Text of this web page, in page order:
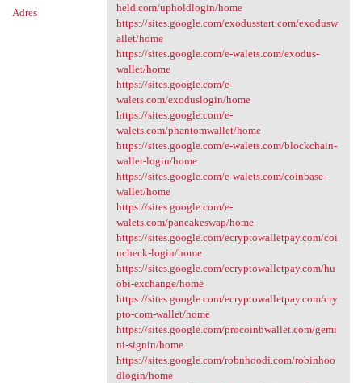
Adres
held.com/upholdlogin/home
https://sites.google.com/exodusstart.com/exodusw
allet/home
https://sites.google.com/e-walets.com/exodus-
wallet/home
https://sites.google.com/e-
walets.com/exoduslogin/home
https://sites.google.com/e-
walets.com/phantomwallet/home
https://sites.google.com/e-walets.com/blockchain-
wallet-login/home
https://sites.google.com/e-walets.com/coinbase-
wallet/home
https://sites.google.com/e-
walets.com/pancakeswap/home
https://sites.google.com/ecryptowalletpay.com/coi
ncheck-login/home
https://sites.google.com/ecryptowalletpay.com/hu
obi-exchange/home
https://sites.google.com/ecryptowalletpay.com/cry
pto-com-wallet/home
https://sites.google.com/procoinbwallet.com/gemi
ni-signin/home
https://sites.google.com/robnhoodi.com/robinhoo
dlogin/home